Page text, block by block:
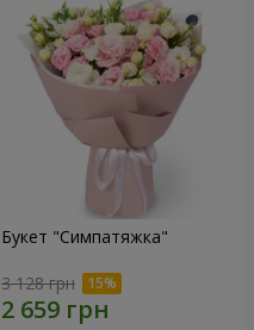
Букет "Симпатяжка"
3 128 грн